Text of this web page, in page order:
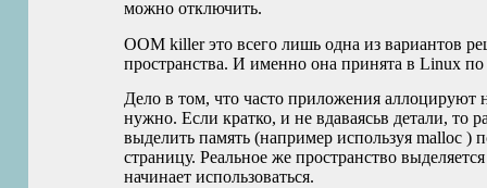
можно отключить.
OOM killer это всего лишь одна из вариантов
пространства. И именно она принята в Linux
Дело в том, что часто приложения
нужно. Если кратко, и не вдаваясьв детали, то
выделить память (например используя malloc )
страницу. Реальное же пространство
начинает использоваться.